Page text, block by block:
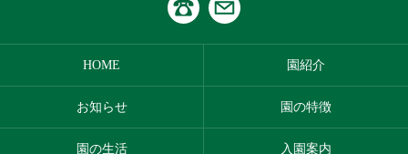
HOME 園紹介
お知らせ 園の特徴
園の生活 入園案内